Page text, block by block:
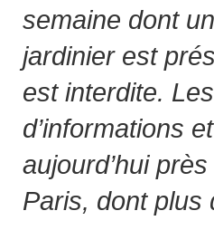
semaine dont
jardinier est
est interdite.
d’informations
aujourd’hui
Paris, dont plus